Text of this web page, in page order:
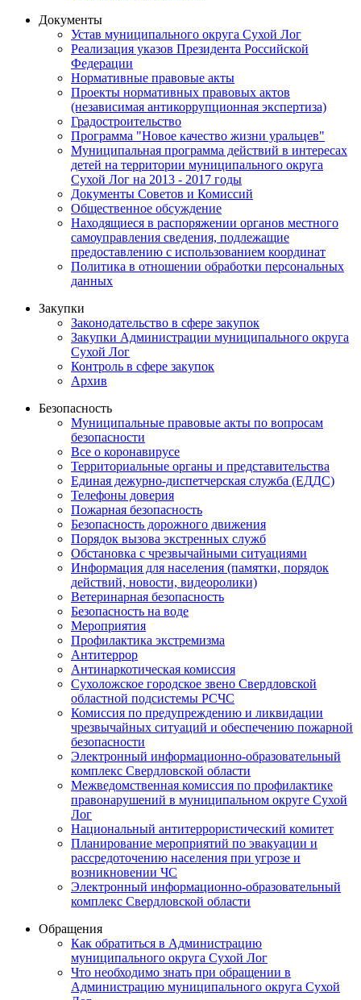
Документы
Устав муниципального округа Сухой Лог
Реализация указов Президента Российской
Федерации
Нормативные правовые акты
Проекты нормативных правовых актов
(независимая антикоррупционная экспертиза)
Градостроительство
Программа "Новое качество жизни уральцев"
Муниципальная программа действий в интересах
детей на территории муниципального округа
Сухой Лог на 2013 - 2017 годы
Документы Советов и Комиссий
Общественное обсуждение
Находящиеся в распоряжении органов местного
самоуправления сведения, подлежащие
предоставлению с использованием координат
Политика в отношении обработки персональных
данных
Закупки
Законодательство в сфере закупок
Закупки Администрации муниципального округа
Сухой Лог
Контроль в сфере закупок
Архив
Безопасность
Муниципальные правовые акты по вопросам
безопасности
Все о коронавирусе
Территориальные органы и представительства
Единая дежурно-диспетчерская служба (ЕДДС)
Телефоны доверия
Пожарная безопасность
Безопасность дорожного движения
Порядок вызова экстренных служб
Обстановка с чрезвычайными ситуациями
Информация для населения (памятки, порядок
действий, новости, видеоролики)
Ветеринарная безопасность
Безопасность на воде
Мероприятия
Профилактика экстремизма
Антитеррор
Антинаркотическая комиссия
Сухоложское городское звено Свердловской
областной подсистемы РСЧС
Комиссия по предупреждению и ликвидации
чрезвычайных ситуаций и обеспечению пожарной
безопасности
Электронный информационно-образовательный
комплекс Cвердловской области
Межведомственная комиссия по профилактике
правонарушений в муниципальном округе Сухой
Лог
Национальный антитеррористический комитет
Планирование мероприятий по эвакуации и
рассредоточению населения при угрозе и
возникновении ЧС
Электронный информационно-образовательный
комплекс Свердловской области
Обращения
Как обратиться в Администрацию
муниципального округа Сухой Лог
Что необходимо знать при обращении в
Администрацию муниципального округа Сухой